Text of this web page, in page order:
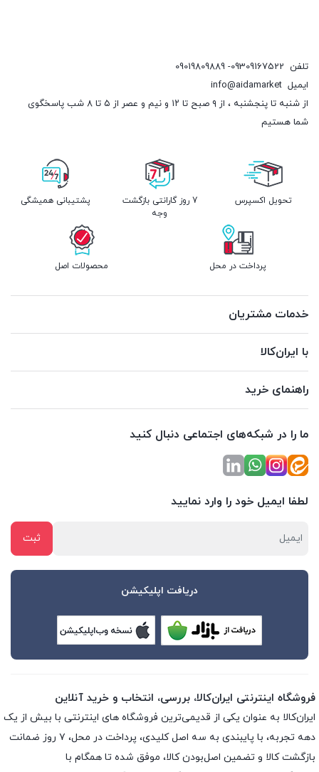
تلفن 09309167522- 09019809889
ایمیل info@aidamarket
از شنبه تا پنجشنبه ، از ۹ صبح تا ۱۲ و نیم و عصر از ۵ تا ۸ شب پاسخگوی
شما هستیم
تحویل اکسپرس
7 روز گارانتی بازگشت
وجه
پشتیبانی همیشگی
پرداخت در محل محصولات اصل
خدمات مشتریان
با ایران‌کالا
راهنمای خرید
ما را در شبکه‌های اجتماعی دنبال کنید
لطفا ایمیل خود را وارد نمایید
دریافت اپلیکیشن
فروشگاه اینترنتی ایران‌کالا، بررسی، انتخاب و خرید آنلاین
ایران‌کالا به عنوان یکی از قدیمی‌ترین فروشگاه های اینترنتی با بیش از یک
دهه تجربه، با پایبندی به سه اصل کلیدی، پرداخت در محل، ۷ روز ضمانت
بازگشت کالا و تضمین اصل‌بودن کالا، موفق شده تا همگام با